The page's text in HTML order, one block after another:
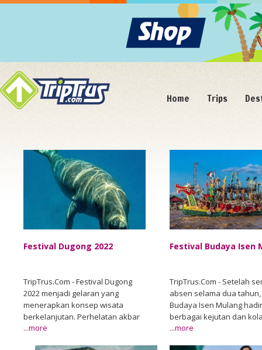
Home Trips
Festival Dugong 2022
TripTrus.Com - Festival Dugong
2022 menjadi gelaran yang
menerapkan konsep wisata
berkelanjutan. Perhelatan akbar
ini merupakan hasil kolaborasi
...more
Festival Budaya Isen
TripTrus.Com - Setelah
absen selama dua
Budaya Isen Mulang
berbagai kejutan dan
seru. Berbagai hal, dari
...more